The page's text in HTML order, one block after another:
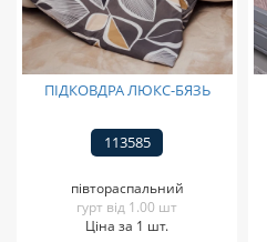
ПІДКОВДРА ЛЮКС-БЯЗЬ
113585
півтораспальний
гурт від 1.00 шт
Ціна за 1 шт.